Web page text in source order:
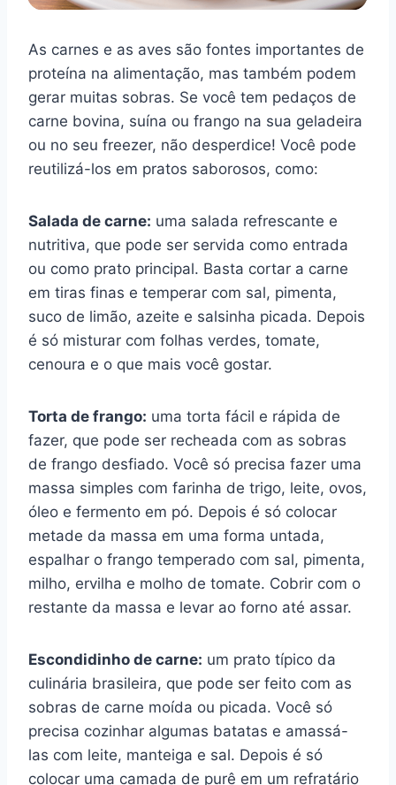
As carnes e as aves são fontes importantes de
proteína na alimentação, mas também podem
gerar muitas sobras. Se você tem pedaços de
carne bovina, suína ou frango na sua geladeira
ou no seu freezer, não desperdice! Você pode
reutilizá-los em pratos saborosos, como:
Salada de carne: uma salada refrescante e
nutritiva, que pode ser servida como entrada
ou como prato principal. Basta cortar a carne
em tiras finas e temperar com sal, pimenta,
suco de limão, azeite e salsinha picada. Depois
é só misturar com folhas verdes, tomate,
cenoura e o que mais você gostar.
Torta de frango: uma torta fácil e rápida de
fazer, que pode ser recheada com as sobras
de frango desfiado. Você só precisa fazer uma
massa simples com farinha de trigo, leite, ovos,
óleo e fermento em pó. Depois é só colocar
metade da massa em uma forma untada,
espalhar o frango temperado com sal, pimenta,
milho, ervilha e molho de tomate. Cobrir com o
restante da massa e levar ao forno até assar.
Escondidinho de carne: um prato típico da
culinária brasileira, que pode ser feito com as
sobras de carne moída ou picada. Você só
precisa cozinhar algumas batatas e amassá-
las com leite, manteiga e sal. Depois é só
colocar uma camada de purê em um refratário